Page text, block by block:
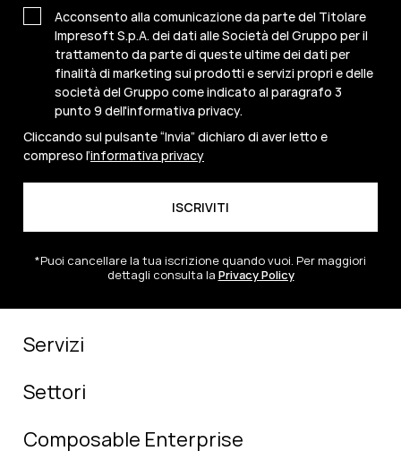
Acconsento alla comunicazione da parte del Titolare
Impresoft S.p.A. dei dati alle Società del Gruppo per il
trattamento da parte di queste ultime dei dati per
finalità di marketing sui prodotti e servizi propri e delle
società del Gruppo come indicato al paragrafo 3
punto 9 dell'informativa privacy.
Cliccando sul pulsante “Invia” dichiaro di aver letto e
compreso l’informativa privacy
*Puoi cancellare la tua iscrizione quando vuoi. Per maggiori
dettagli consulta la Privacy Policy
Servizi
Settori
Composable Enterprise